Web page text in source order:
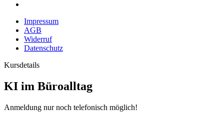
Impressum
AGB
Widerruf
Datenschutz
Kursdetails
KI im Büroalltag
Anmeldung nur noch telefonisch möglich!